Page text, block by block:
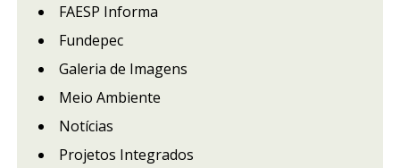
FAESP Informa
Fundepec
Galeria de Imagens
Meio Ambiente
Notícias
Projetos Integrados